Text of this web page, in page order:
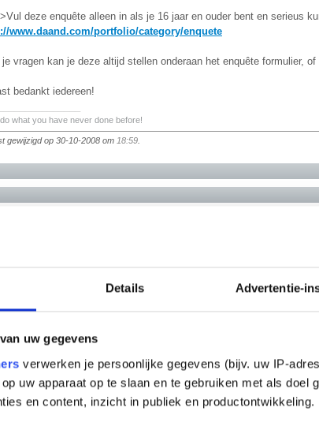
Details Advertentie-
uw gegevens
verwerken je persoonlijke gegevens (bijv. uw IP-
uw apparaat op te slaan en te gebruiken met als doel
en content, inzicht in publiek en
deze enquête alleen in als je 16 jaar en ouder bent en serieus
www.daand.com/portfolio/category/enquete
je vragen kan je deze altijd stellen onderaan het enquête formulier,
bedankt iedereen!
what you have never done before!
gewijzigd op 30-10-2008 om 18:59
what you have never done before!